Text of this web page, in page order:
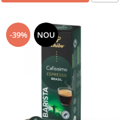
-39% NOU